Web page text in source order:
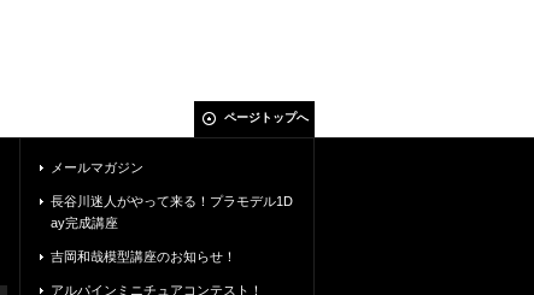
ページトップへ
メールマガジン
長谷川迷人がやって来る！プラモデル1D
ay完成講座
吉岡和哉模型講座のお知らせ！
アルパインミニチュアコンテスト！